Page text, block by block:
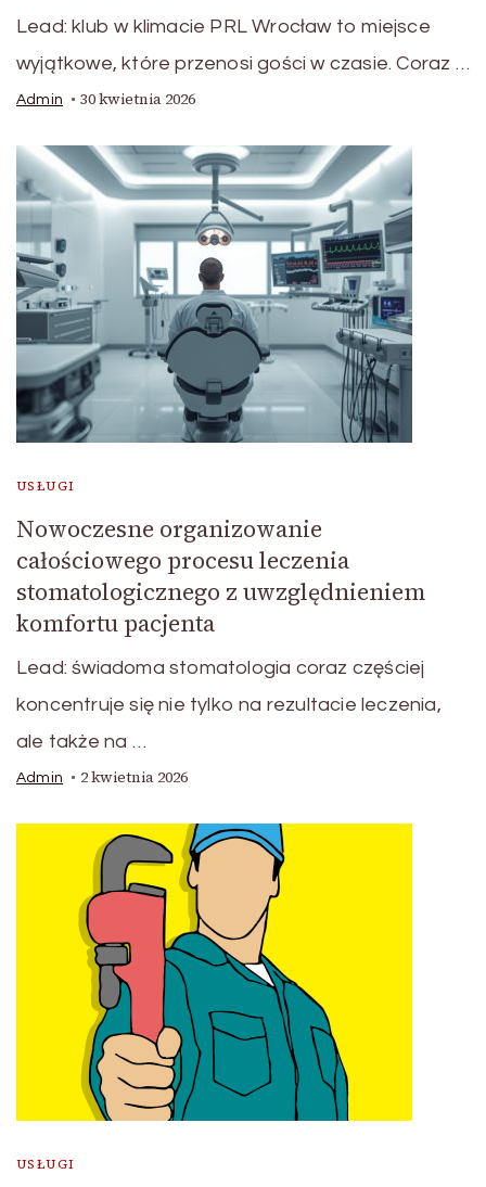
Lead: klub w klimacie PRL Wrocław to miejsce
wyjątkowe, które przenosi gości w czasie. Coraz …
Admin 30 kwietnia 2026
USŁUGI
Nowoczesne organizowanie
całościowego procesu leczenia
stomatologicznego z uwzględnieniem
komfortu pacjenta
Lead: świadoma stomatologia coraz częściej
koncentruje się nie tylko na rezultacie leczenia,
ale także na …
Admin 2 kwietnia 2026
USŁUGI